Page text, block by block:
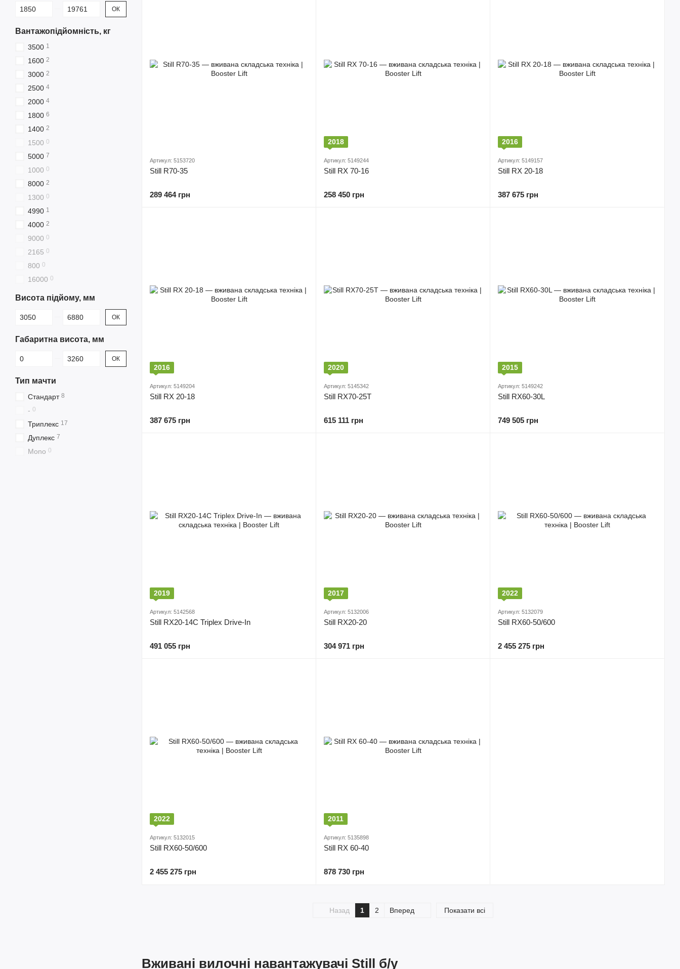
Вживані вилочні навантажувачі Still б/у
Артикул: 5153720
Still R70-35
289 464 грн
2018
Артикул: 5149244
Still RX 70-16
258 450 грн
2016
Артикул: 5149157
Still RX 20-18
387 675 грн
2016
Артикул: 5149204
Still RX 20-18
387 675 грн
2020
Артикул: 5145342
Still RX70-25T
615 111 грн
2015
Артикул: 5149242
Still RX60-30L
749 505 грн
2019
Артикул: 5142568
Still RX20-14C Triplex Drive-In
491 055 грн
2017
Артикул: 5132006
Still RX20-20
304 971 грн
2022
Артикул: 5132079
Still RX60-50/600
2 455 275 грн
2022
Артикул: 5132015
Still RX60-50/600
2 455 275 грн
2011
Артикул: 5135898
Still RX 60-40
878 730 грн
Назад 1 2 Вперед Показати всі
Від Мотогодини
До Мотогодини ОК
Вантажопідйомність, кг
3500 1
1600 2
3000 2
2500 4
2000 4
1800 6
1400 2
1500 0
5000 7
1000 0
8000 2
1300 0
4990 1
4000 2
9000 0
2165 0
800 0
16000 0
Висота підйому, мм
Від Висота підйому, мм
До Висота підйому, мм ОК
Габаритна висота, мм
Від Габаритна висота, мм
До Габаритна висота, мм ОК
Тип мачти
Cтандарт 8
- 0
Триплекс 17
Дуплекс 7
Mono 0